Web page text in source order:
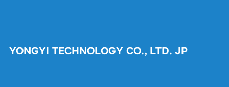
YONGYI TECHNOLOGY CO., LTD. JP